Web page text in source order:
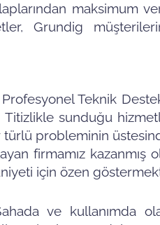
maksimum
Grundig
Teknik
sunduğu
türlü probleminin
firmamız kazanmış
için özen
ve kullanımda